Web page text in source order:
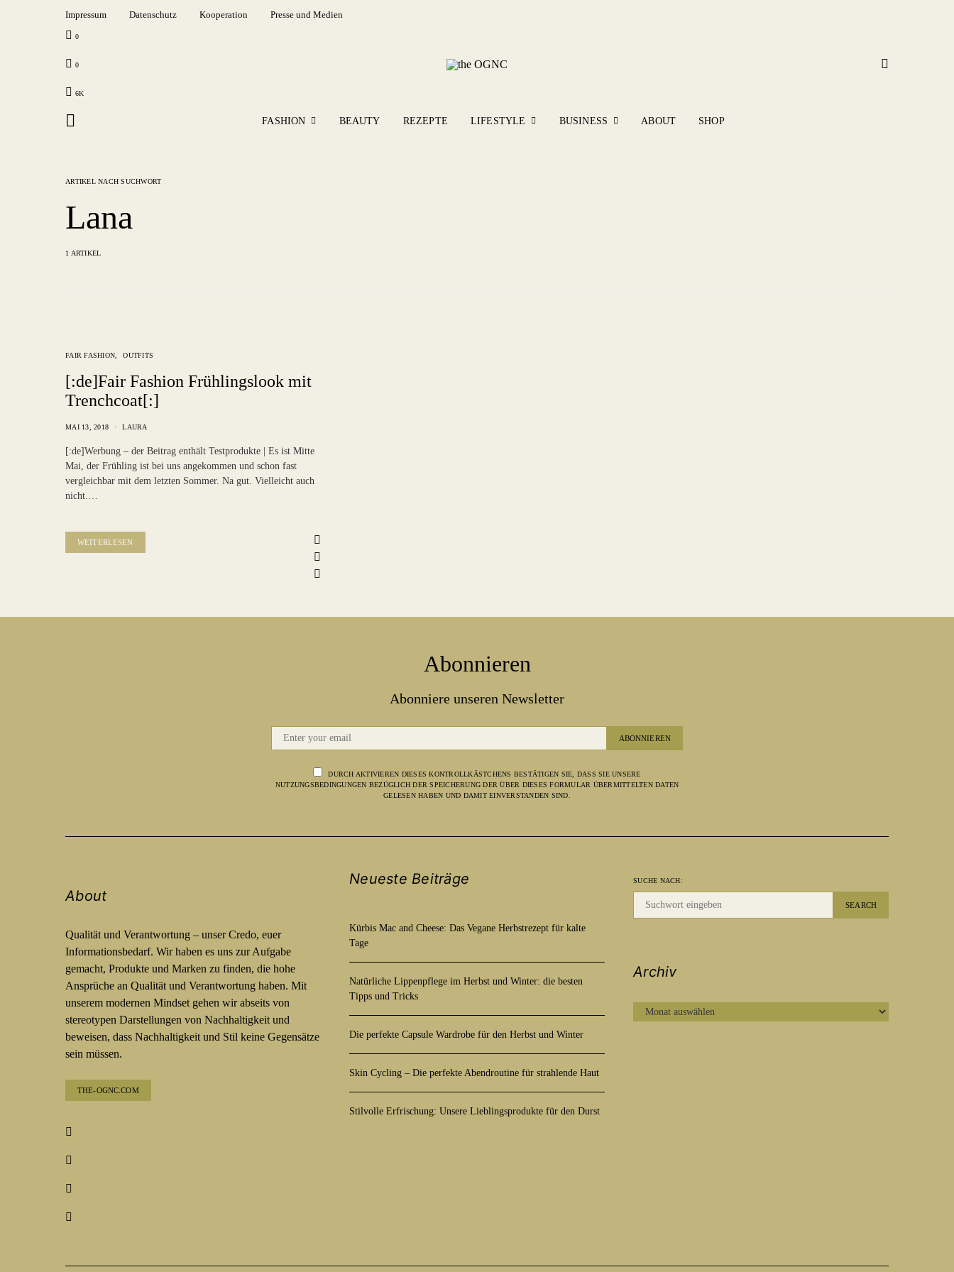
Impressum Datenschutz Kooperation Presse und Medien
0
0
6K
FASHION BEAUTY REZEPTE LIFESTYLE BUSINESS ABOUT SHOP
ARTIKEL NACH SUCHWORT
Lana
1 ARTIKEL
FAIR FASHION OUTFITS
[:de]Fair Fashion Frühlingslook mit
Trenchcoat[:]
MAI 13, 2018 LAURA
[:de]Werbung – der Beitrag enthält Testprodukte | Es ist Mitte
Mai, der Frühling ist bei uns angekommen und schon fast
vergleichbar mit dem letzten Sommer. Na gut. Vielleicht auch
nicht.…
WEITERLESEN
Abonnieren
Abonniere unseren Newsletter
ABONNIEREN
DURCH AKTIVIEREN DIESES KONTROLLKÄSTCHENS BESTÄTIGEN SIE, DASS SIE UNSERE
NUTZUNGSBEDINGUNGEN BEZÜGLICH DER SPEICHERUNG DER ÜBER DIESES FORMULAR ÜBERMITTELTEN DATEN
GELESEN HABEN UND DAMIT EINVERSTANDEN SIND.
About
Qualität und Verantwortung – unser Credo, euer
Informationsbedarf. Wir haben es uns zur Aufgabe
gemacht, Produkte und Marken zu finden, die hohe
Ansprüche an Qualität und Verantwortung haben. Mit
unserem modernen Mindset gehen wir abseits von
stereotypen Darstellungen von Nachhaltigkeit und
beweisen, dass Nachhaltigkeit und Stil keine Gegensätze
sein müssen.
THE-OGNC.COM
Neueste Beiträge
Kürbis Mac and Cheese: Das Vegane Herbstrezept für kalte
Tage
Natürliche Lippenpflege im Herbst und Winter: die besten
Tipps und Tricks
Die perfekte Capsule Wardrobe für den Herbst und Winter
Skin Cycling – Die perfekte Abendroutine für strahlende Haut
Stilvolle Erfrischung: Unsere Lieblingsprodukte für den Durst
SUCHE NACH:
SEARCH
Archiv
ARCHIV